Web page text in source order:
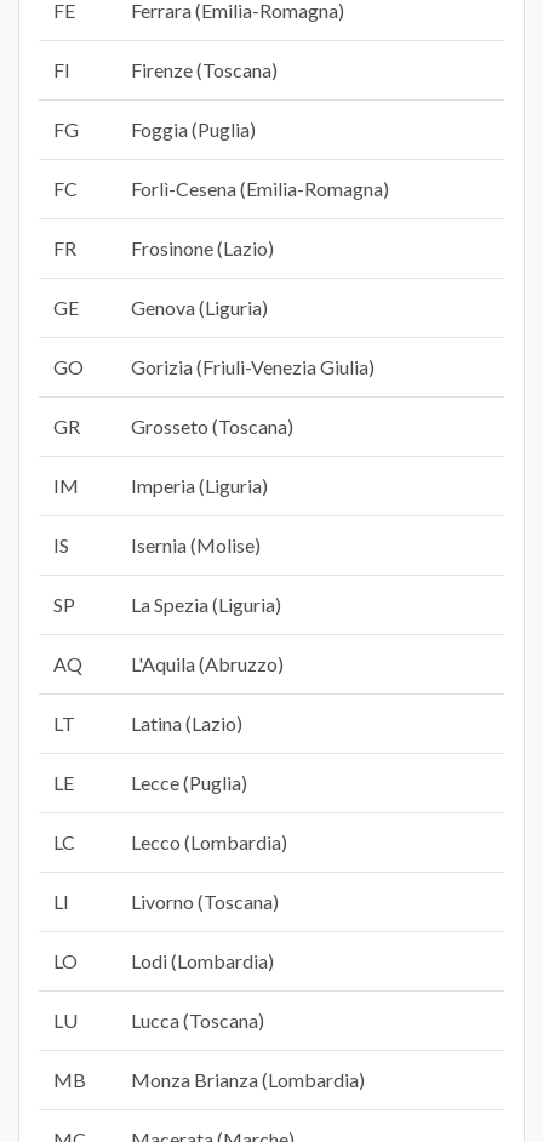
FE Ferrara (Emilia-Romagna)
FI Firenze (Toscana)
FG Foggia (Puglia)
FC Forlì-Cesena (Emilia-Romagna)
FR Frosinone (Lazio)
GE Genova (Liguria)
GO Gorizia (Friuli-Venezia Giulia)
GR Grosseto (Toscana)
IM Imperia (Liguria)
IS Isernia (Molise)
SP La Spezia (Liguria)
AQ L'Aquila (Abruzzo)
LT Latina (Lazio)
LE Lecce (Puglia)
LC Lecco (Lombardia)
LI Livorno (Toscana)
LO Lodi (Lombardia)
LU Lucca (Toscana)
MB Monza Brianza (Lombardia)